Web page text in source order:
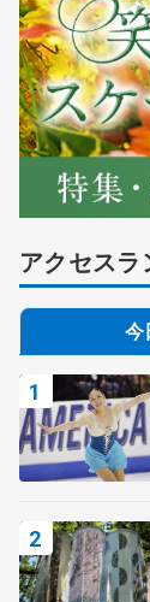
アクセス
今